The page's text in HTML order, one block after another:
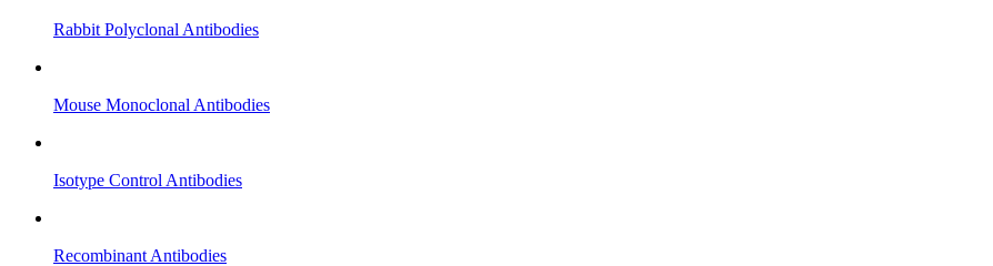
Rabbit Polyclonal Antibodies
Mouse Monoclonal Antibodies
Isotype Control Antibodies
Recombinant Antibodies